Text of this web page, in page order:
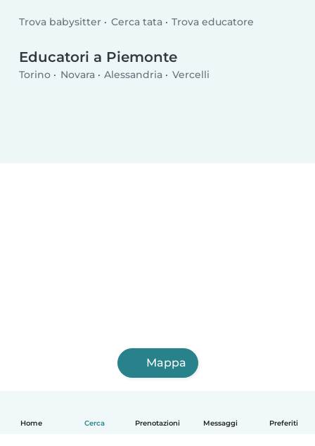
Home Cerca Prenotazioni Messaggi Preferiti
Trova babysitter Cerca tata Trova educatore
Educatori a Piemonte
Torino Novara Alessandria Vercelli
Mappa